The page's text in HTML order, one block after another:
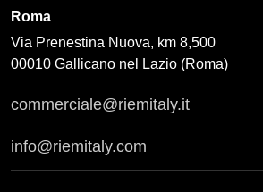
Roma
Via Prenestina Nuova, km 8,500
00010 Gallicano nel Lazio (Roma)
commerciale@riemitaly.it
info@riemitaly.com